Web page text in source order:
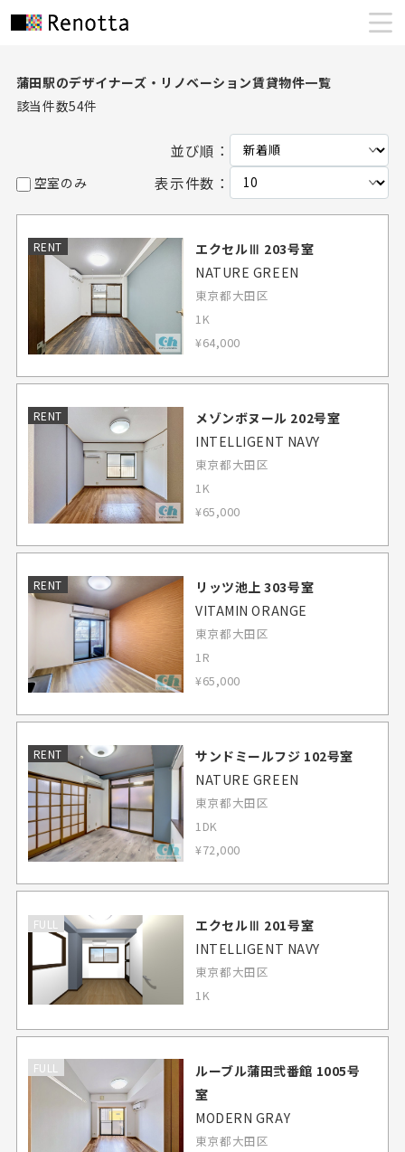
蒲田駅のデザイナーズ・リノベーション賃貸物件一覧
該当件数54件
並び順：
空室のみ 表示件数：
RENT
エクセルⅢ 203号室
NATURE GREEN
東京都大田区
1K
¥64,000
RENT
メゾンボヌール 202号室
INTELLIGENT NAVY
東京都大田区
1K
¥65,000
RENT
リッツ池上 303号室
VITAMIN ORANGE
東京都大田区
1R
¥65,000
RENT
サンドミールフジ 102号室
NATURE GREEN
東京都大田区
1DK
¥72,000
FULL
エクセルⅢ 201号室
INTELLIGENT NAVY
東京都大田区
1K
FULL
ルーブル蒲田弐番館 1005号
室
MODERN GRAY
東京都大田区